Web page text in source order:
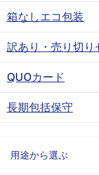
箱なしエコ包装
訳あり・売り切り
QUOカード
長期包括保守
用途から選ぶ